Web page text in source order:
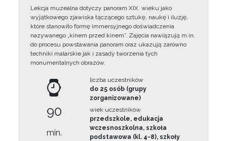
Lekcja muzealna dotyczy panoram XIX. wieku jako
wyjątkowego zjawiska łączącego sztukę, naukę i iluzję,
które stanowiło formę immersyjnego doświadczenia
nazywanego „kinem przed kinem”. Zajęcia nawiązują m.in.
do procesu powstawania panoram oraz ukazują zarówno
techniki malarskie jak i zasady tworzenia tych
monumentalnych obrazów.
90
min.
liczba uczestników
do 25 osób (grupy
zorganizowane)
wiek uczestników
przedszkole, edukacja
wczesnoszkolna, szkoła
podstawowa (kl. 4-8), szkoły